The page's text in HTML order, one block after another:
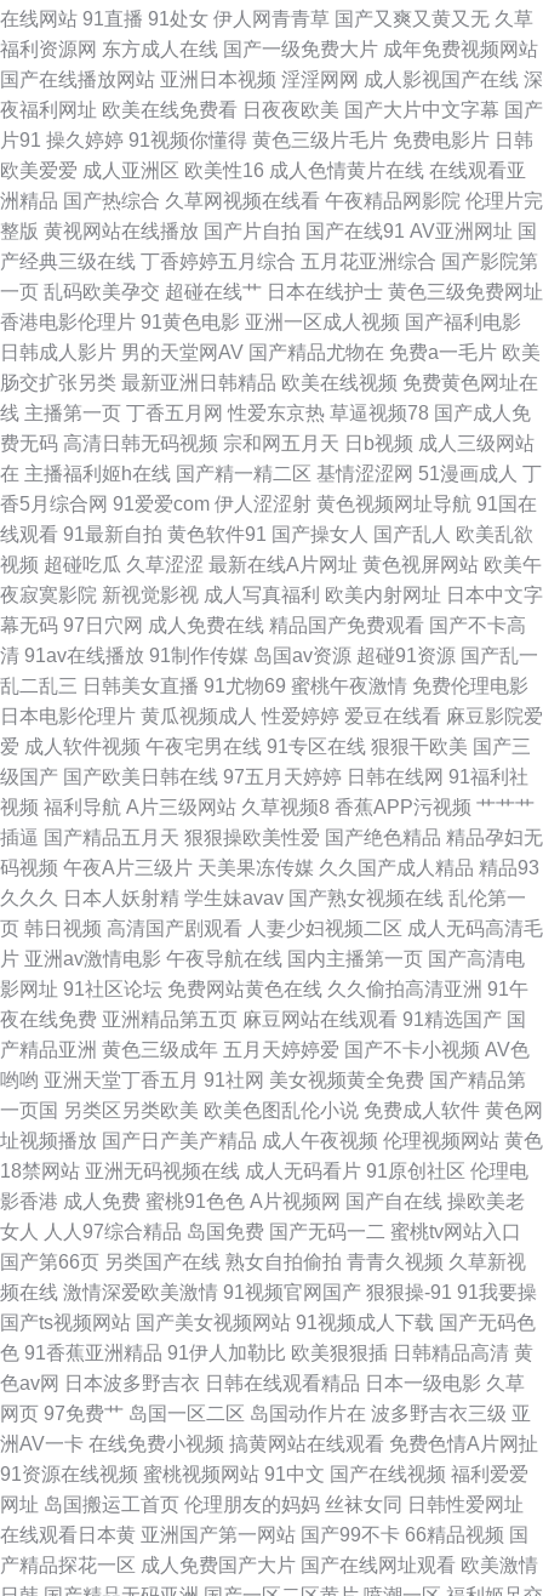
免费观看 午夜91 草比视频线观看 九一制作视频网站 日韩AV操逼 户外露出
自慰小说 日韩毛片网站 91豆花社区 大香蕉就去干 日本成人A片网 91大神高
清无码 超碰在线奸海角 老司机激情影院 不卡伦理AV 欧美另类色图 深夜福利
18 A片下载曰日韩 后入黑丝少妇 日本a级电影久久 97在线视频 国产系列中
文 欧美性色网 白丝学姐自慰 久久深夜影院 天天干天天色 91啦中文在线伦
大香蕉57 伦理聚合一级 在线91 av天堂强奸 国产情侣国产 一区二区视屏 韩
国青草在线视频 五月丁香成人社区 91福利是看爽片 国产色A 日韩A片性爱网
站 白丝jk后入 后入丰满少妇 91爽片 日韩精品福利网址 97伊人 日韩三级片
AV网 成人综合大香蕉 久久激情社区 国产精品成年 超碰夜里草 伊人大香蕉精
品 精东成人 午夜av免费 九一免费在线观看 豆花91 国产香蕉99 性爱av影院
欧洲九九色 91在线精品视频 含羞草av在线 日本婷婷com 白丝学姐操逼 欧美
大属日B 91在线网页 韩国操逼在线 欧美在线一二 91伊人橘子 韩国人人操 欧
洲精品六六六 超碰草逼
在线网站 91直播 91处女 伊人网青青草 国产又爽又黄又无 久草
福利资源网 东方成人在线 国产一级免费大片 成年免费视频网站
国产在线播放网站 亚洲日本视频 淫淫网网 成人影视国产在线 深
夜福利网址 欧美在线免费看 日夜夜欧美 国产大片中文字幕 国产
片91 操久婷婷 91视频你懂得 黄色三级片毛片 免费电影片 日韩
欧美爱爱 成人亚洲区 欧美性16 成人色情黄片在线 在线观看亚
洲精品 国产热综合 久草网视频在线看 午夜精品网影院 伦理片完
整版 黄视网站在线播放 国产片自拍 国产在线91 AV亚洲网址 国
产经典三级在线 丁香婷婷五月综合 五月花亚洲综合 国产影院第
一页 乱码欧美孕交 超碰在线艹 日本在线护士 黄色三级免费网址
香港电影伦理片 91黄色电影 亚洲一区成人视频 国产福利电影
日韩成人影片 男的天堂网AV 国产精品尤物在 免费a一毛片 欧美
肠交扩张另类 最新亚洲日韩精品 欧美在线视频 免费黄色网址在
线 主播第一页 丁香五月网 性爱东京热 草逼视频78 国产成人免
费无码 高清日韩无码视频 宗和网五月天 日b视频 成人三级网站
在 主播福利姬h在线 国产精一精二区 基情涩涩网 51漫画成人 丁
香5月综合网 91爱爱com 伊人涩涩射 黄色视频网址导航 91国在
线观看 91最新自拍 黄色软件91 国产操女人 国产乱人 欧美乱欲
视频 超碰吃瓜 久草涩涩 最新在线A片网址 黄色视屏网站 欧美午
夜寂寞影院 新视觉影视 成人写真福利 欧美内射网址 日本中文字
幕无码 97日穴网 成人免费在线 精品国产免费观看 国产不卡高
清 91av在线播放 91制作传媒 岛国av资源 超碰91资源 国产乱一
乱二乱三 日韩美女直播 91尤物69 蜜桃午夜激情 免费伦理电影
日本电影伦理片 黄瓜视频成人 性爱婷婷 爱豆在线看 麻豆影院爱
爱 成人软件视频 午夜宅男在线 91专区在线 狠狠干欧美 国产三
级国产 国产欧美日韩在线 97五月天婷婷 日韩在线网 91福利社
视频 福利导航 A片三级网站 久草视频8 香蕉APP污视频 艹艹艹
插逼 国产精品五月天 狠狠操欧美性爱 国产绝色精品 精品孕妇无
码视频 午夜A片三级片 天美果冻传媒 久久国产成人精品 精品93
久久久
日本人妖射精 学生妹avav 国产熟女视频在线 乱伦第一
页 韩日视频 高清国产剧观看 人妻少妇视频二区 成人无码高清毛
片 亚洲av激情电影 午夜导航在线 国内主播第一页 国产高清电
影网址 91社区论坛 免费网站黄色在线 久久偷拍高清亚洲 91午
夜在线免费 亚洲精品第五页 麻豆网站在线观看 91精选国产 国
产精品亚洲 黄色三级成年 五月天婷婷爱 国产不卡小视频 AV色
哟哟 亚洲天堂丁香五月 91社网 美女视频黄全免费 国产精品第
一页国 另类区另类欧美 欧美色图乱伦小说 免费成人软件 黄色网
址视频播放 国产日产美产精品 成人午夜视频 伦理视频网站 黄色
18禁网站 亚洲无码视频在线 成人无码看片 91原创社区 伦理电
影香港 成人免费 蜜桃91色色 A片视频网 国产自在线 操欧美老
女人
人人97综合精品 岛国免费 国产无码一二 蜜桃tv网站入口
国产第66页 另类国产在线 熟女自拍偷拍 青青久视频 久草新视
频在线 激情深爱欧美激情 91视频官网国产 狠狠操-91 91我要操
国产ts视频网站 国产美女视频网站 91视频成人下载 国产无码色
色 91香蕉亚洲精品 91伊人加勒比 欧美狠狠插 日韩精品高清 黄
色av网 日本波多野吉衣 日韩在线观看精品 日本一级电影 久草
网页 97免费艹 岛国一区二区 岛国动作片在 波多野吉衣三级 亚
洲AV一卡 在线免费小视频 搞黄网站在线观看 免费色情A片网扯
91资源在线视频 蜜桃视频网站 91中文 国产在线视频 福利爱爱
网址 岛国搬运工首页 伦理朋友的妈妈 丝袜女同 日韩性爱网址
在线观看日本黄 亚洲国产第一网站 国产99不卡 66精品视频 国
产精品探花一区 成人免费国产大片 国产在线网址观看 欧美激情